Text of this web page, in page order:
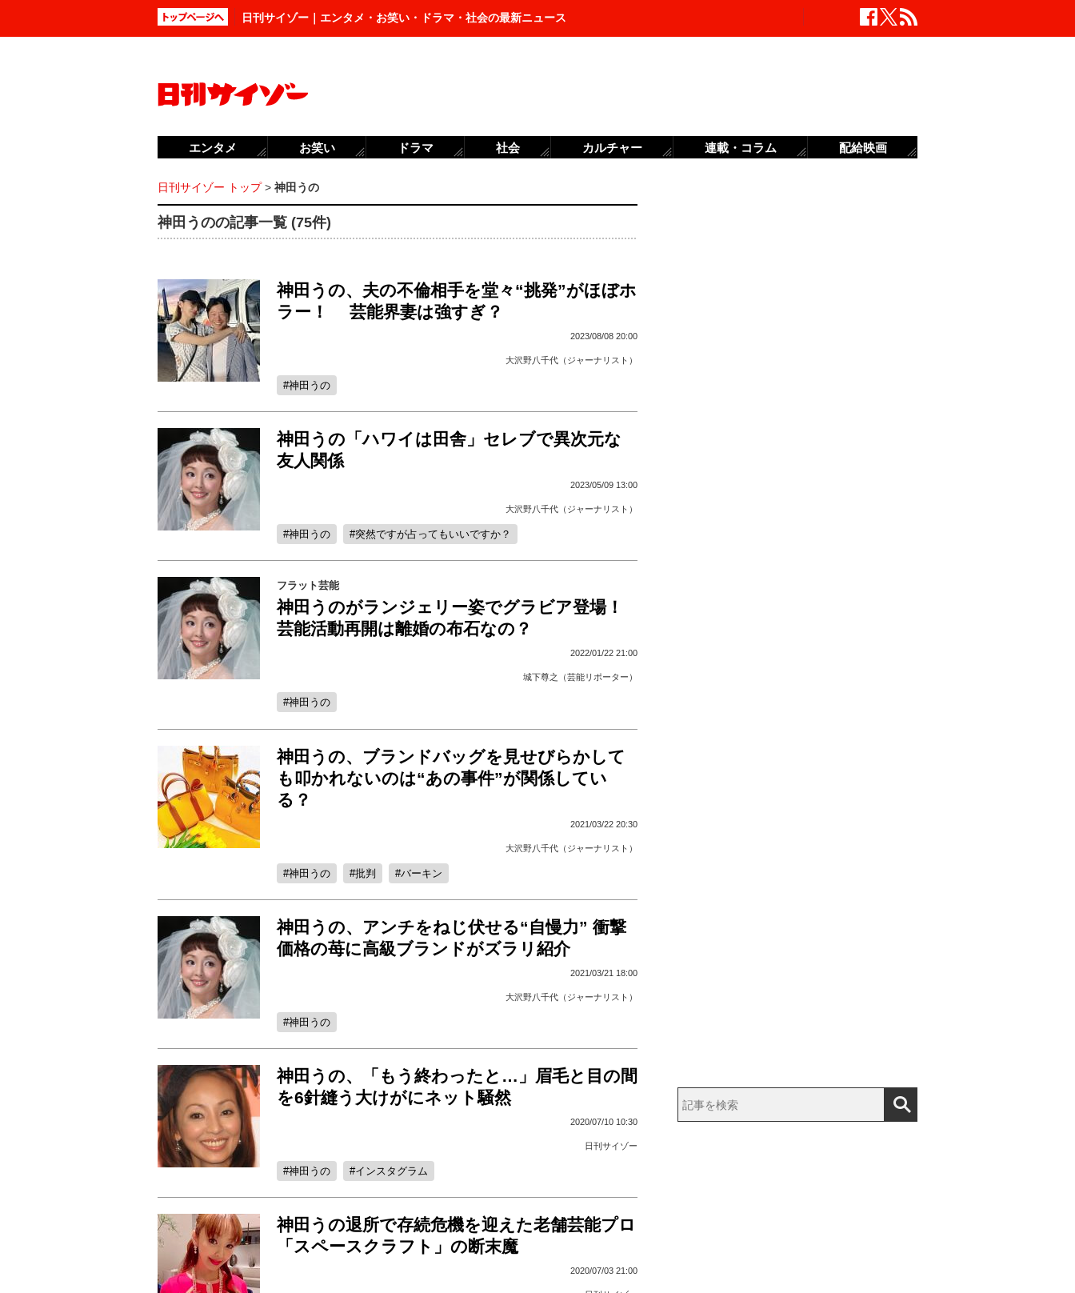
日刊サイゾー｜エンタメ・お笑い・ドラマ・社会の最新ニュース
日刊サイゾー トップ> 神田うの
神田うのの記事一覧 (75件)
神田うの、夫の不倫相手を堂々“挑発”がほぼホ
ラー！ 芸能界妻は強すぎ？
2023/08/08 20:00
大沢野八千代（ジャーナリスト）
神田うの
神田うの「ハワイは田舎」セレブで異次元な
友人関係
2023/05/09 13:00
大沢野八千代（ジャーナリスト）
神田うの 突然ですが占ってもいいですか？
フラット芸能
神田うのがランジェリー姿でグラビア登場！
芸能活動再開は離婚の布石なの？
2022/01/22 21:00
城下尊之（芸能リポーター）
神田うの
神田うの、ブランドバッグを見せびらかして
も叩かれないのは“あの事件”が関係してい
る？
2021/03/22 20:30
大沢野八千代（ジャーナリスト）
神田うの 批判 バーキン
神田うの、アンチをねじ伏せる“自慢力” 衝撃
価格の苺に高級ブランドがズラリ紹介
2021/03/21 18:00
大沢野八千代（ジャーナリスト）
神田うの
神田うの、「もう終わったと…」眉毛と目の間
を6針縫う大けがにネット騒然
2020/07/10 10:30
日刊サイゾー
神田うの インスタグラム
神田うの退所で存続危機を迎えた老舗芸能プロ
「スペースクラフト」の断末魔
2020/07/03 21:00
エンタメ お笑い ドラマ 社会 カルチャー 連載・コラム 配給映画